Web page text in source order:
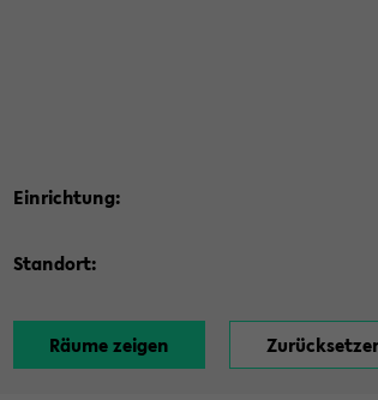
Einrichtung:
Standort: